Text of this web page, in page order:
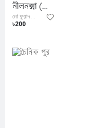
নীলনক্সা (আর.এন.এ সিরিজের প্রথম বই)
মো ফুয়াদ আল ফিদা
৳200